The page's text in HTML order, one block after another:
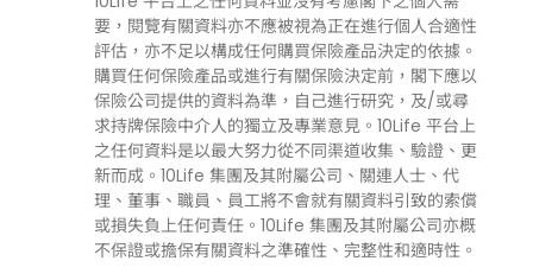
要，閱覽有關資料亦不應被視為正在進行個人合適性
評估，亦不足以構成任何購買保險產品決定的依據。
購買任何保險產品或進行有關保險決定前，閣下應以
保險公司提供的資料為準，自己進行研究，及/或尋
求持牌保險中介人的獨立及專業意見。10Life 平台上
之任何資料是以最大努力從不同渠道收集、驗證、更
新而成。10Life 集團及其附屬公司、關連人士、代
理、董事、職員、員工將不會就有關資料引致的索償
或損失負上任何責任。10Life 集團及其附屬公司亦概
不保證或擔保有關資料之準確性、完整性和適時性。